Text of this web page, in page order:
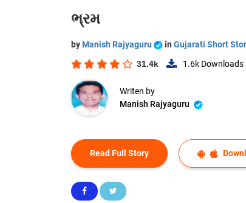
ભ્રમ
by Manish Rajyaguru in Gujarati Short
31.4k 1.6k Downloads
Writen by
Manish Rajyaguru
Read Full Story